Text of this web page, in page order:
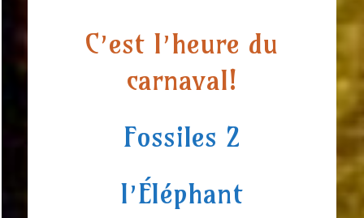
C’est l’heure du
carnaval!
Fossiles 2
l’Éléphant